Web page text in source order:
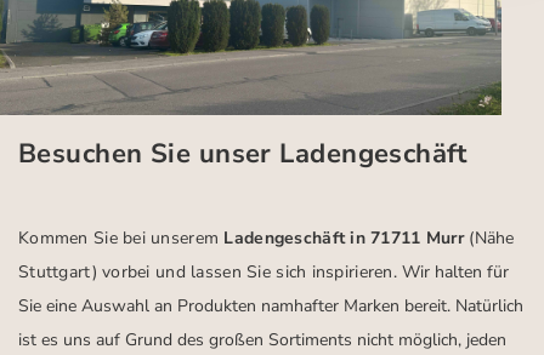
Besuchen Sie unser Ladengeschäft
Kommen Sie bei unserem Ladengeschäft in 71711 Murr (Nähe
Stuttgart) vorbei und lassen Sie sich inspirieren.Wir halten für
Sie eine Auswahl an Produkten namhafter Marken bereit. Natürlich
ist es uns auf Grund des großen Sortiments nicht möglich, jeden